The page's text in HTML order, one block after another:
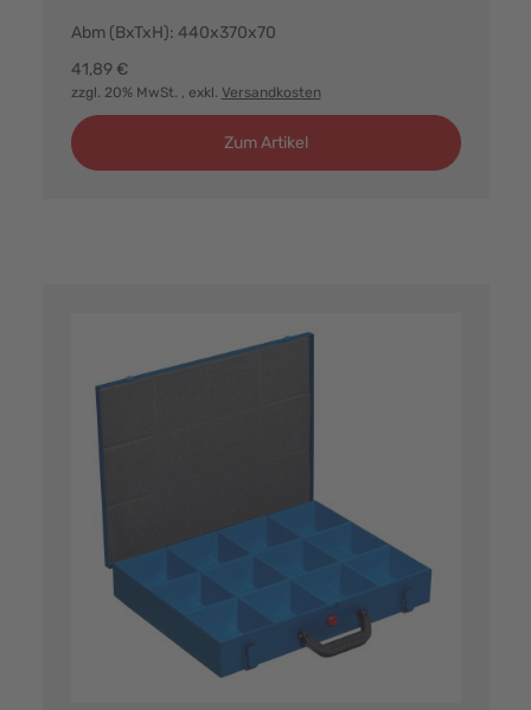
Abm (BxTxH): 440x370x70
41,89 €
zzgl. 20% MwSt. , exkl. Versandkosten
Zum Artikel